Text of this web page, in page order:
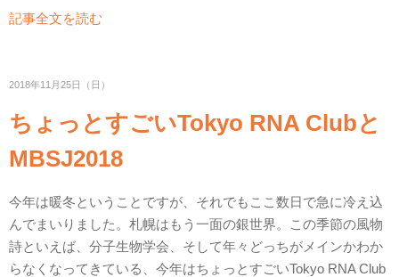
記事全文を読む
2018年11月25日（日）
ちょっとすごいTokyo RNA Clubと
MBSJ2018
今年は暖冬ということですが、それでもここ数日で急に冷え込
んでまいりました。札幌はもう一面の銀世界。この季節の風物
詩といえば、分子生物学会、そして年々どっちがメインかわか
らなくなってきている、今年はちょっとすごいTokyo RNA Club